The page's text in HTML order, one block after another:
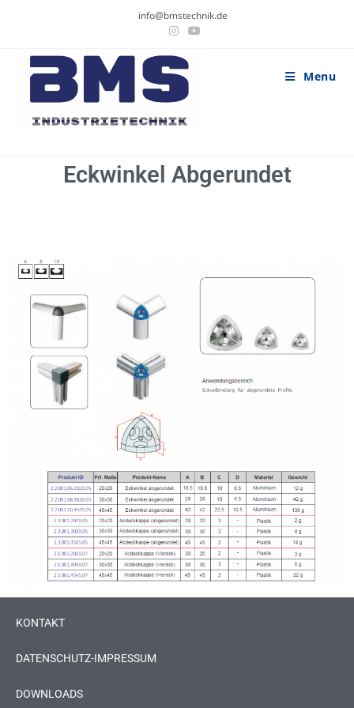
info@bmstechnik.de
Menu
Eckwinkel Abgerundet
KONTAKT
DATENSCHUTZ-IMPRESSUM
DOWNLOADS